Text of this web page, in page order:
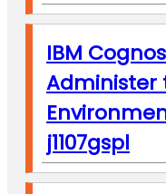
IBM
Administer
j1107gspl